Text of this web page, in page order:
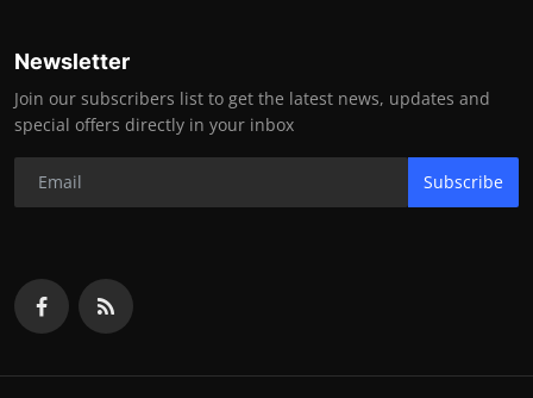
Newsletter
Join our subscribers list to get the latest news, updates and
special offers directly in your inbox
Subscribe